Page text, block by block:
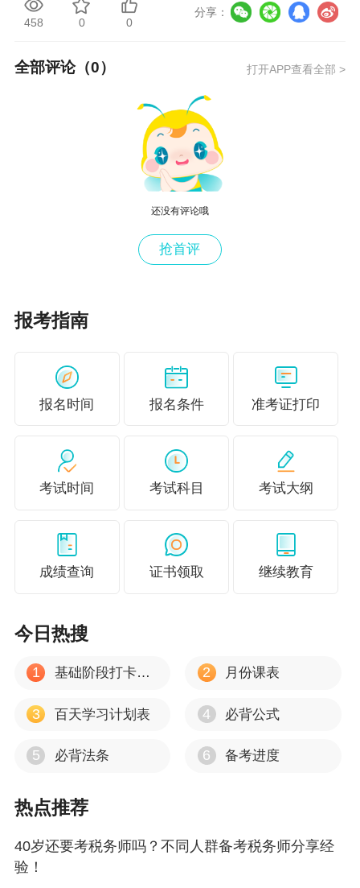
458 0 0
分享：
全部评论（0） 打开APP查看全部 >
还没有评论哦
抢首评
报考指南
报名时间 报名条件 准考证打印
考试时间 考试科目 考试大纲
成绩查询 证书领取 继续教育
今日热搜
1 基础阶段打卡计划 2 月份课表
3 百天学习计划表 4 必背公式
5 必背法条 6 备考进度
热点推荐
40岁还要考税务师吗？不同人群备考税务师分享经
验！